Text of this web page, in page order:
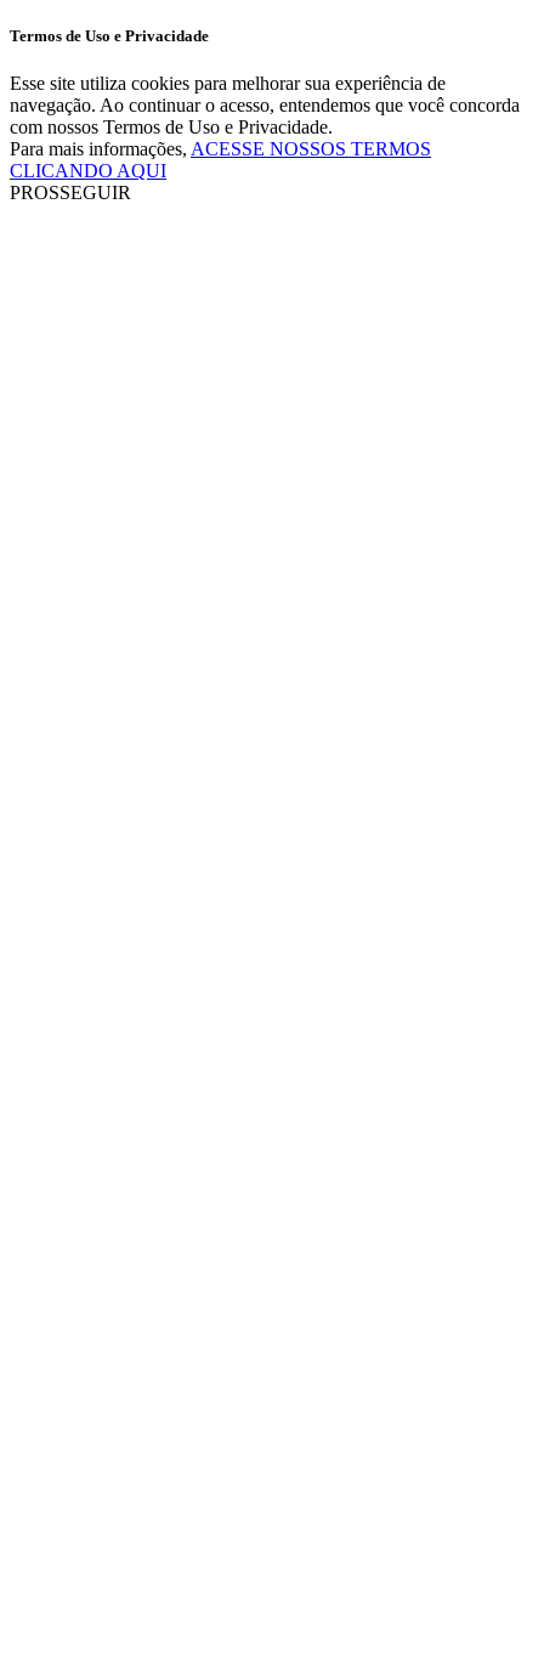
Termos de Uso e Privacidade
Esse site utiliza cookies para melhorar sua experiência de
navegação. Ao continuar o acesso, entendemos que você concorda
com nossos Termos de Uso e Privacidade.
Para mais informações, ACESSE NOSSOS TERMOS
CLICANDO AQUI
PROSSEGUIR